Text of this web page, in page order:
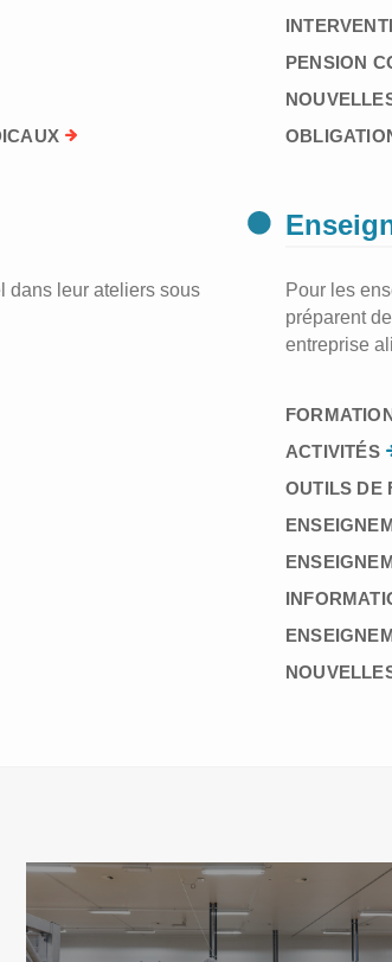
PENSION
dans leur ateliers sous
Pour les
préparent
entreprise
ACTIVITÉS
OUTILS DE